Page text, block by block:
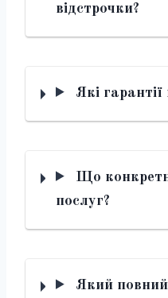
відстрочки?
Які
Що
послуг?
Який повний